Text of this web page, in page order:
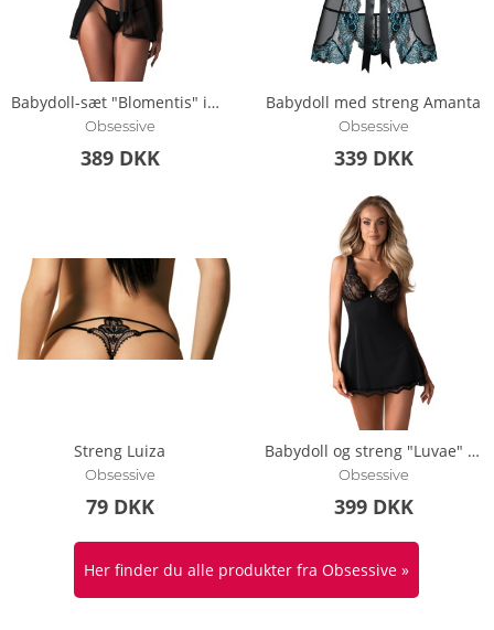
Babydoll-sæt "Blomentis" inklusive g-streng
Obsessive
389 DKK
Babydoll med streng Amanta
Obsessive
339 DKK
Streng Luiza
Obsessive
79 DKK
Babydoll og streng "Luvae" i et elegant look
Obsessive
399 DKK
Her finder du alle produkter fra Obsessive »